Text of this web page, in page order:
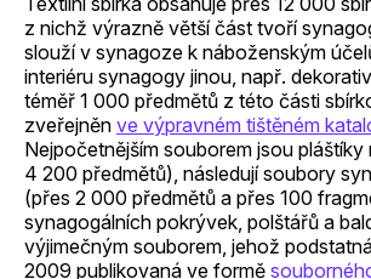
z nichž výrazně větší část tvoří
slouží v synagoze k náboženským
interiéru synagogy jinou, např.
téměř 1 000 předmětů z této části
zveřejněn ve výpravném tištěném
Nejpočetnějším souborem jsou
4 200 předmětů), následují soubory
(přes 2 000 předmětů a přes 100
synagogálních pokrývek, polštářů a
výjimečným souborem, jehož
2009 publikovaná ve formě